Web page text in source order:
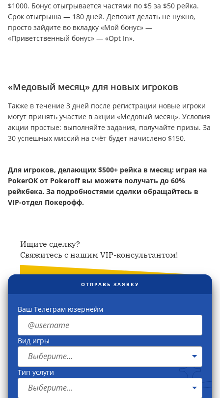
$1000. Бонус отыгрывается частями по $5 за $50 рейка.
Срок отыгрыша — 180 дней. Депозит делать не нужно,
просто зайдите во вкладку «Мой бонус» —
«Приветственный бонус» — «Opt In».
«Медовый месяц» для новых игроков
Также в течение 3 дней после регистрации новые игроки
могут принять участие в акции «Медовый месяц». Условия
акции простые: выполняйте задания, получайте призы. За
30 успешных миссий на счёт будет начислено $150.
Для игроков, делающих $500+ рейка в месяц: играя на
PokerOK от Pokeroff вы можете получать до 60%
рейкбека. За подробностями сделки обращайтесь в
VIP-отдел Покерофф.
Ищите сделку?
Свяжитесь с нашим VIP-консультантом!
ОТПРАВЬ ЗАЯВКУ
Ваш Телеграм юзернейм
Вид игры
Выберите...
Тип услуги
Выберите...